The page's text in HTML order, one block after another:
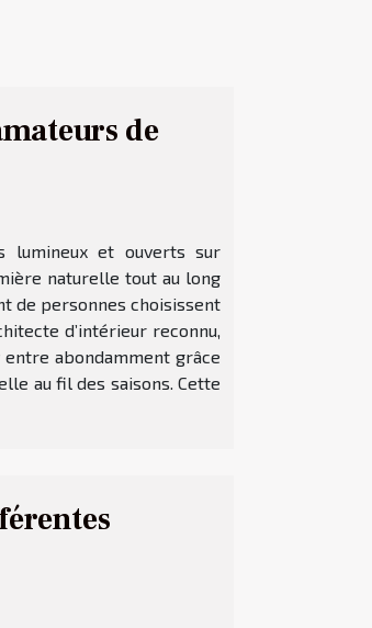
de
lumineux et ouverts sur
naturelle tout au long
de personnes choisissent
d’intérieur reconnu,
abondamment grâce
au fil des saisons. Cette